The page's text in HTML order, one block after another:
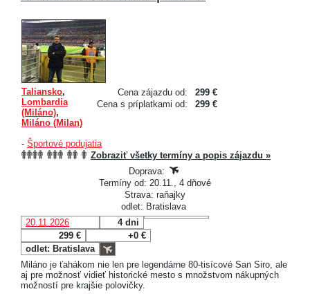
Cena zájazdu od:
299 €
Cena s príplatkami od:
299 €
Taliansko,
Lombardia
(Miláno),
Miláno (Milan)
- Športové podujatia
Zobraziť všetky termíny a popis zájazdu »
Doprava:
Termíny od: 20.11., 4 dňové
Strava: raňajky
odlet: Bratislava
20.11.2026
4 dni
299 €
+0 €
odlet: Bratislava
Miláno je ťahákom nie len pre legendárne 80-tisícové San Siro, ale
aj pre možnosť vidieť historické mesto s množstvom nákupných
možností pre krajšie polovičky.